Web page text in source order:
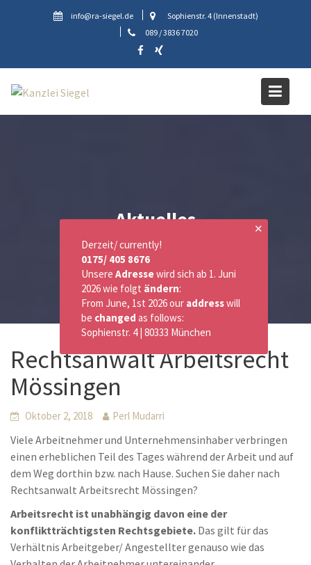
info@ra-siegel.de
Sophienstr. 4 (Innenstadt)
089 / 3836 7020
Aktuelles
Rechtsanwalt Arbeitsrecht
Mössingen
Oktober 2, 2018 Perl Mudarri
Viele Arbeitnehmer und Unternehmensinhaber verbringen
einen erheblichen Teil des Tages während der Arbeit und auf
dem Weg dorthin bzw. nach Hause. Suchen Sie daher nach
Rechtsanwalt Arbeitsrecht Mössingen?
Arbeitsrecht ist unabhängig davon eine der
konfliktträchtigsten Rechtsgebiete. Das gilt für das
Verhältnis Arbeitgeber/ Angestellter genauso wie das
✕
Derzeit/ currently!
0175/ 405 8676
Unsere Adressewird sich ab 1. Juni
2026 wie folgt ändern:
From June, 1st 2026 our addresswill
be changed as follows:
Sophienstr. 4 | 80333 München